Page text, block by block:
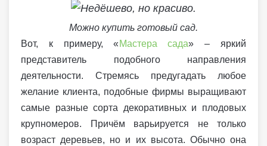
Можно купить готовый сад.
Вот, к примеру, « Мастера сада» – яркий
представитель подобного направления
деятельности. Стремясь предугадать любое
желание клиента, подобные фирмы выращивают
самые разные сорта декоративных и плодовых
крупномеров. Причём варьируется не только
возраст деревьев, но и их высота. Обычно она